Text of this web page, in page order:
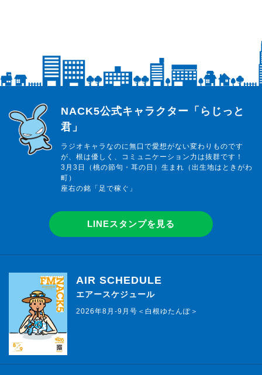
らじっと君
NACK5公式キャラクター「らじっと
君」
ラジオキャラなのに無口で愛想がない変わりものです
が、根は優しく、コミュニケーション力は抜群です！
3月3日（桃の節句・耳の日）生まれ（出生地はときがわ
町）
座右の銘「足で稼ぐ」
LINEスタンプを見る
AIR SCHEDULE
エアースケジュール
2026年8月-9月号＜白根ゆたんぽ＞